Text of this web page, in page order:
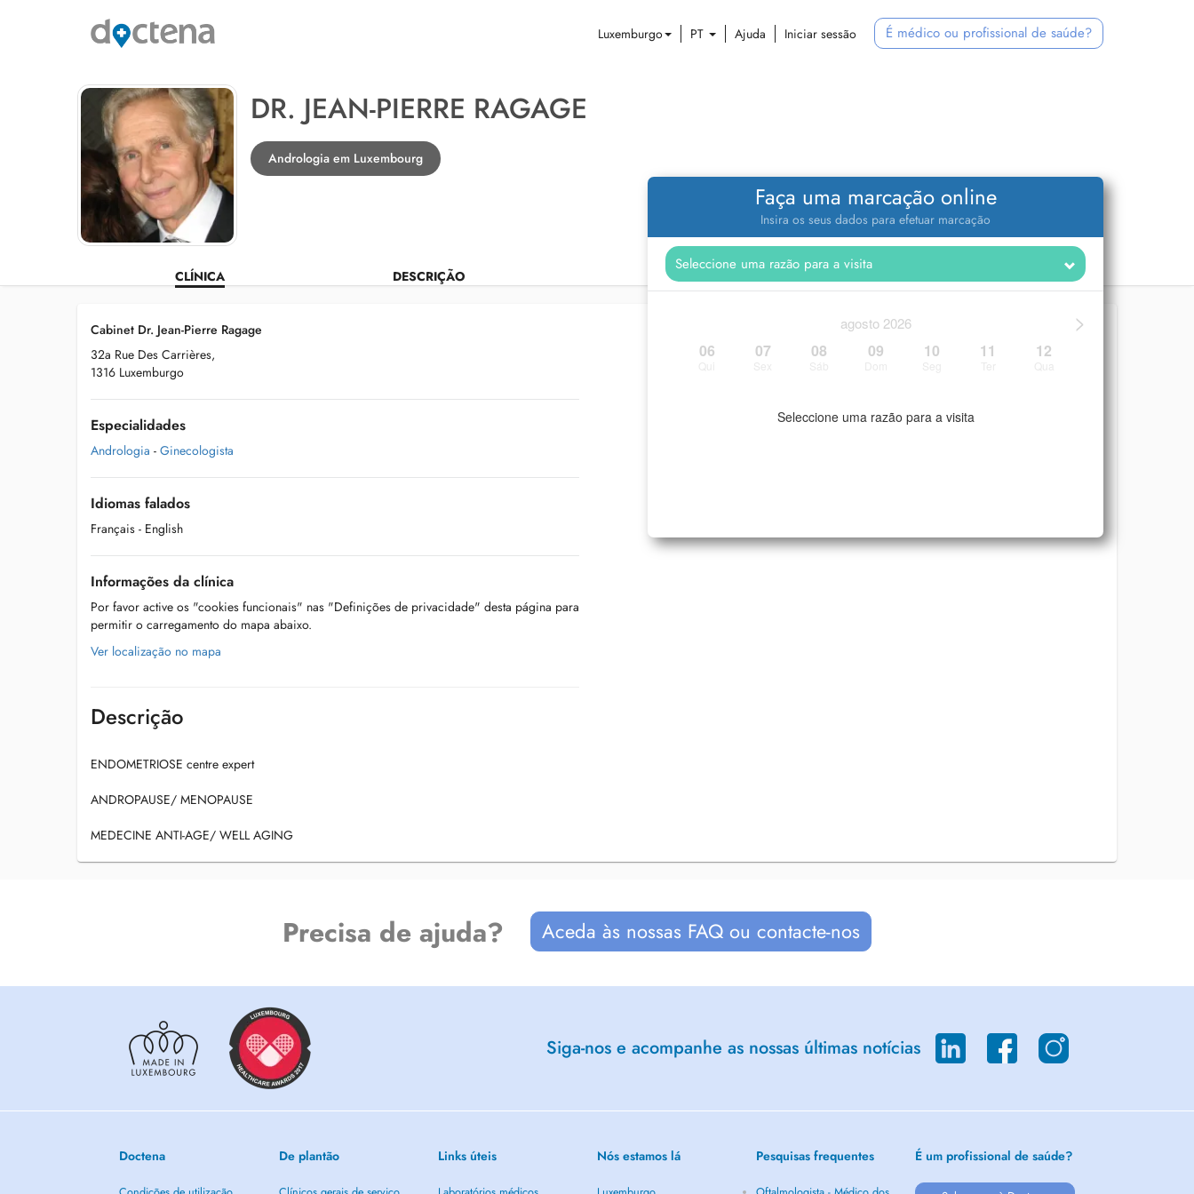
Luxemburgo PT Ajuda Iniciar sessão É médico ou profissional de saúde?
DR. JEAN-PIERRE RAGAGE
Andrologia em Luxembourg
CLÍNICA DESCRIÇÃO
Faça uma marcação online
Insira os seus dados para efetuar marcação
>
agosto 2026
06 07 08 09 10 11 12
Seleccione uma razão para a visita
Cabinet Dr. Jean-Pierre Ragage
32a Rue Des Carrières,
1316 Luxemburgo
Especialidades
Andrologia - Ginecologista
Idiomas falados
Français - English
Informações da clínica
Por favor active os "cookies funcionais" nas "Definições de privacidade" desta página para
permitir o carregamento do mapa abaixo.
Ver localização no mapa
Descrição
ENDOMETRIOSE centre expert
ANDROPAUSE/ MENOPAUSE
MEDECINE ANTI-AGE/ WELL AGING
Precisa de ajuda? Aceda às nossas FAQ ou contacte-nos
Siga-nos e acompanhe as nossas últimas notícias
Doctena De plantão Links úteis Nós estamos lá Pesquisas frequentes É um profissional de saúde?